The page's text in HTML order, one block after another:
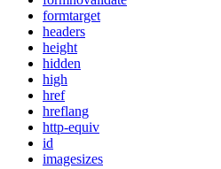
formtarget
headers
height
hidden
high
href
hreflang
http-equiv
id
imagesizes